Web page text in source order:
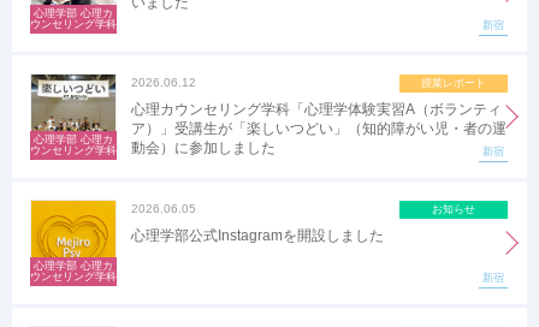
新宿
心理学部 心理カ
ウンセリング学科
2026.06.12 授業レポート
心理カウンセリング学科「心理学体験実習A（ボランティ
ア）」受講生が「楽しいつどい」（知的障がい児・者の運
動会）に参加しました
新宿
心理学部 心理カ
ウンセリング学科
2026.06.05 お知らせ
心理学部公式Instagramを開設しました
新宿
心理学部 心理カ
ウンセリング学科